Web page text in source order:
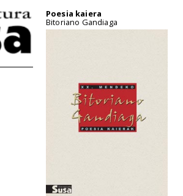
Poesia kaiera
Bitoriano Gandiaga